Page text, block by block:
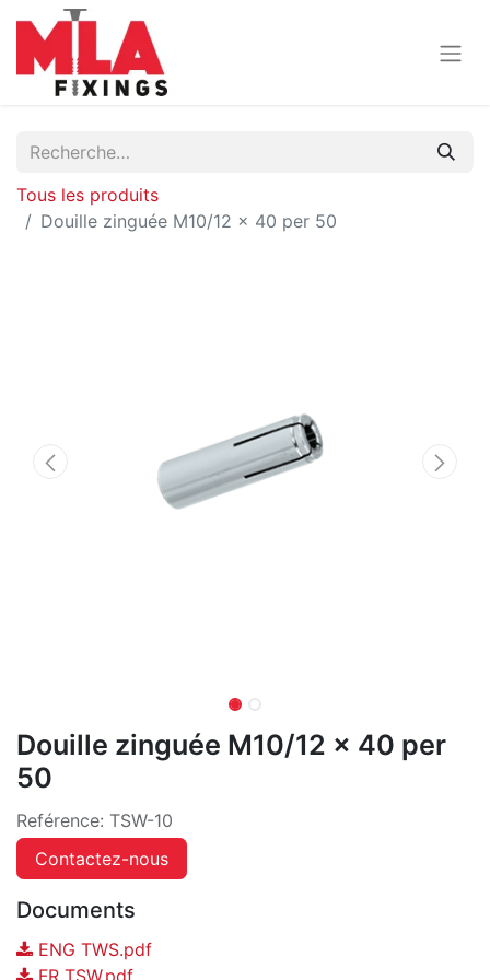
Tous les produits
Douille zinguée M10/12 x 40 per 50
Douille zinguée M10/12 x 40 per
50
Reférence: TSW-10
Contactez-nous
Documents
ENG TWS.pdf
FR TSW.pdf